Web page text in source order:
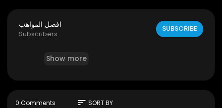
افضل المواهب
Subscribers
SUBSCRIBE
Show more
0 Comments sort SORT BY